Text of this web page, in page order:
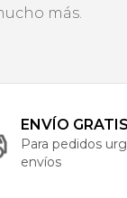
más.
ENVÍO GRATIS
Para pedidos
envíos